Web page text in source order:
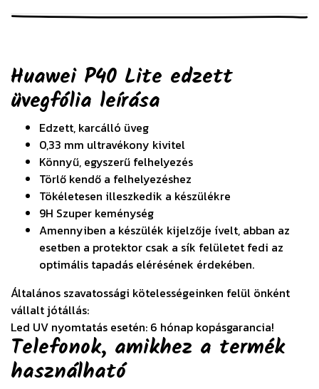
Huawei P40 Lite edzett
üvegfólia leírása
Edzett, karcálló üveg
0,33 mm ultravékony kivitel
Könnyű, egyszerű felhelyezés
Törlő kendő a felhelyezéshez
Tökéletesen illeszkedik a készülékre
9H Szuper keménység
Amennyiben a készülék kijelzője ívelt, abban az
esetben a protektor csak a sík felületet fedi az
optimális tapadás elérésének érdekében.
Általános szavatossági kötelességeinken felül önként
vállalt jótállás:
Led UV nyomtatás esetén: 6 hónap kopásgarancia!
Telefonok, amikhez a termék
használható